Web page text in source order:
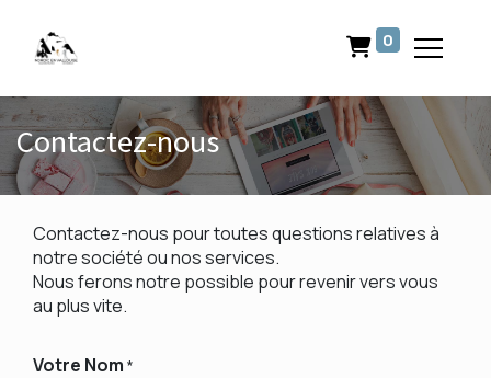
0
Contactez-nous
Contactez-nous pour toutes questions relatives à
notre société ou nos services.
Nous ferons notre possible pour revenir vers vous
au plus vite.
Votre Nom *